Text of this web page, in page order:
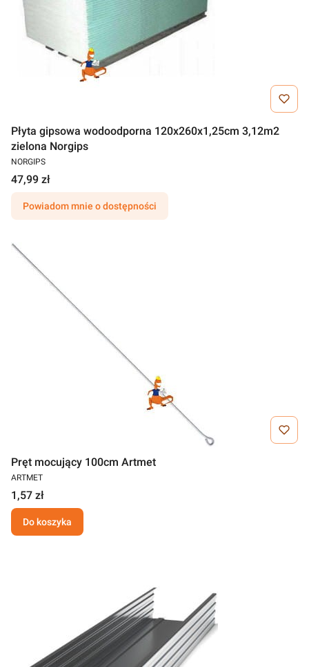
Płyta gipsowa wodoodporna 120x260x1,25cm 3,12m2
zielona Norgips
NORGIPS
47,99 zł
Powiadom mnie o dostępności
Pręt mocujący 100cm Artmet
ARTMET
1,57 zł
Do koszyka